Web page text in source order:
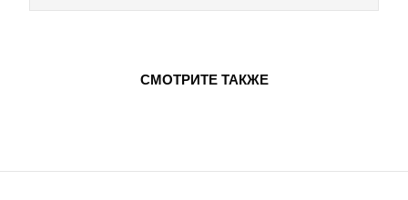
СМОТРИТЕ ТАКЖЕ